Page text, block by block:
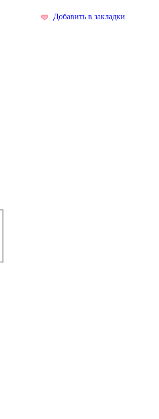
Добавить в закладки